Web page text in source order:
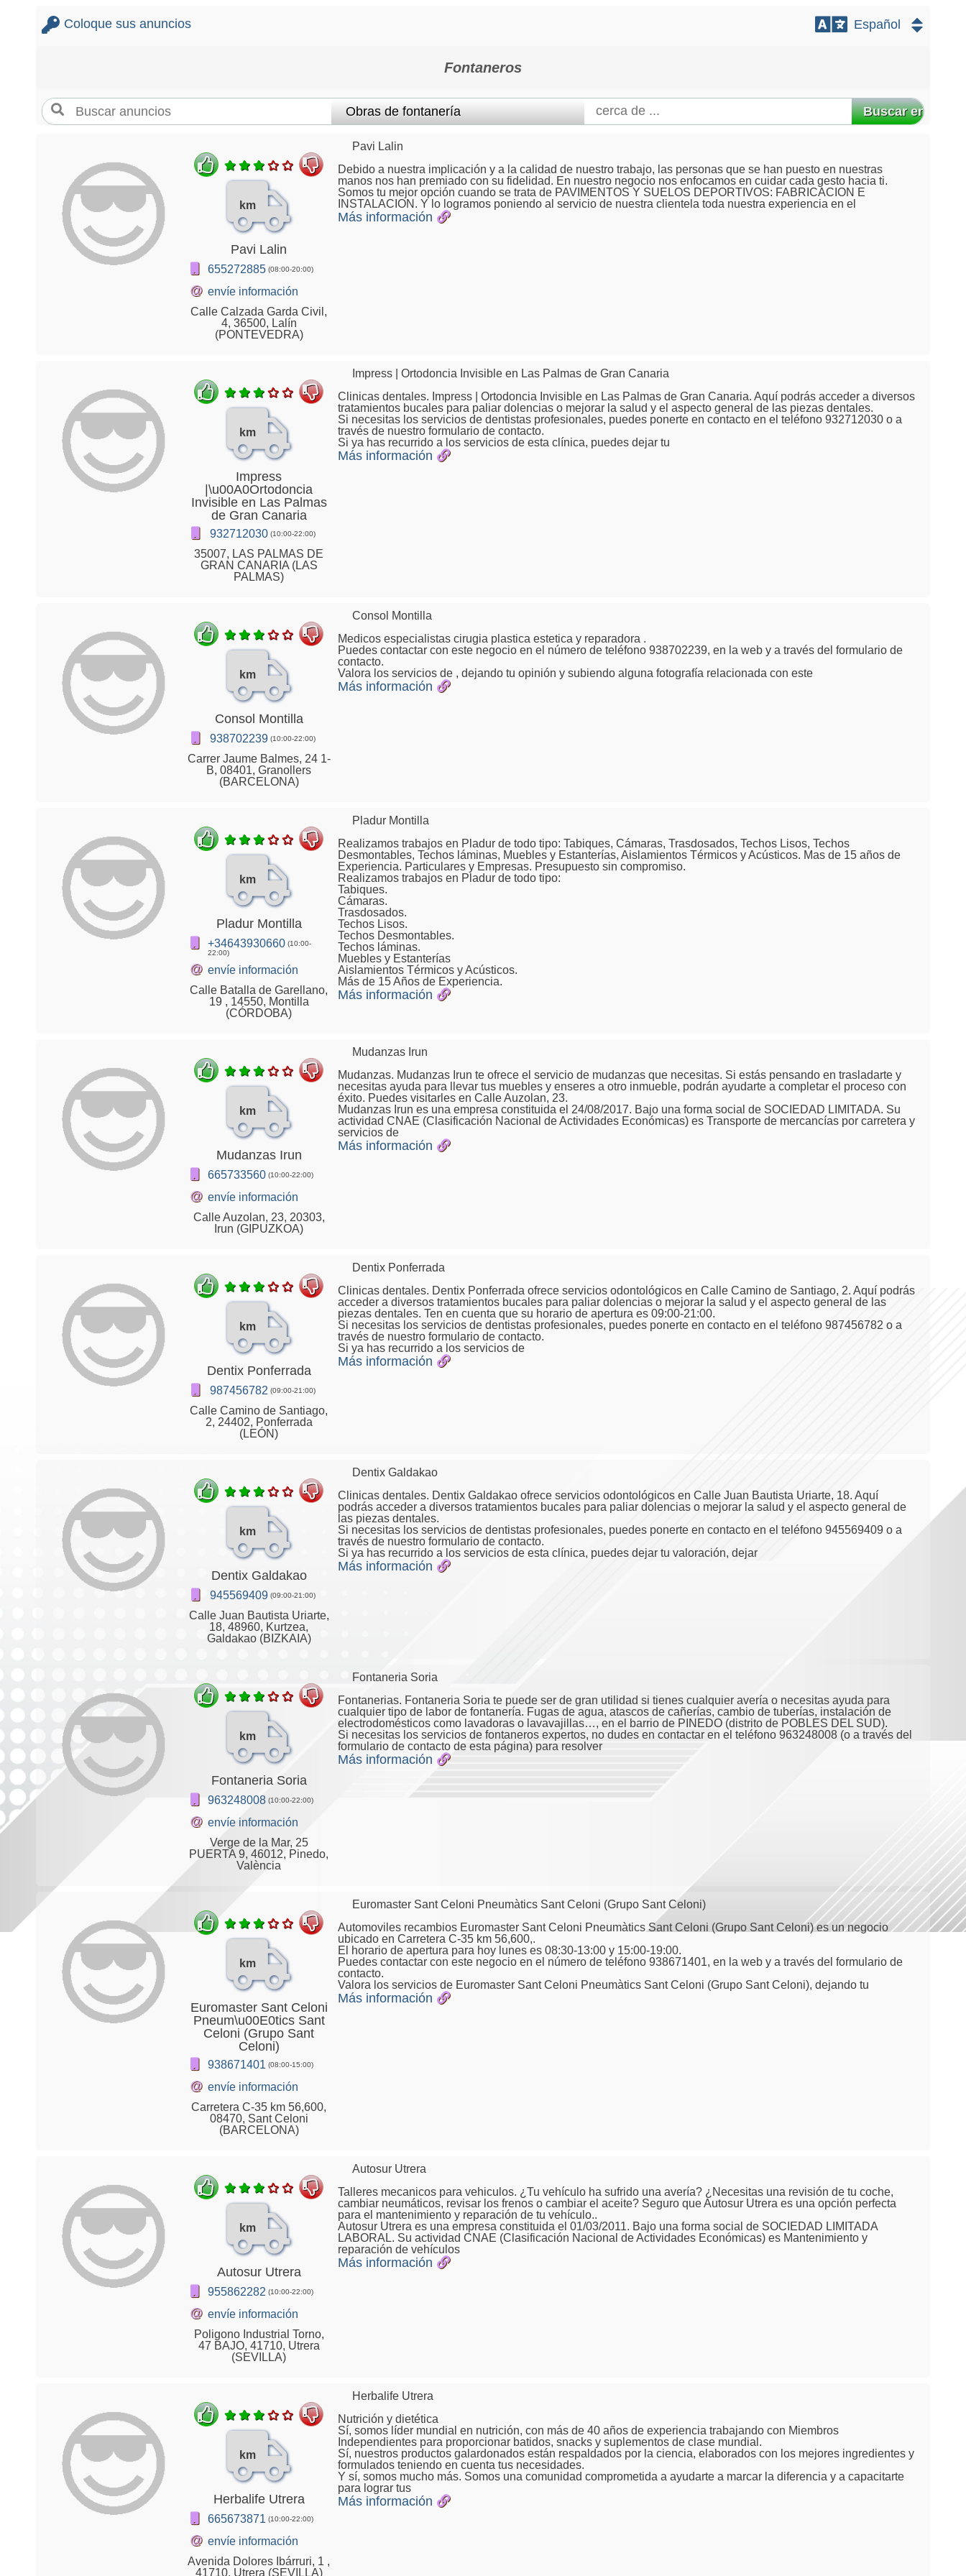
Coloque sus anuncios
Fontaneros
Buscar en
km
Pavi Lalin
655272885 (08:00-20:00)
@ envíe información
Calle Calzada Garda Civil,
4, 36500, Lalín
(PONTEVEDRA)
Pavi Lalin
Debido a nuestra implicación y a la calidad de nuestro trabajo, las personas que se han puesto en nuestras
manos nos han premiado con su fidelidad. En nuestro negocio nos enfocamos en cuidar cada gesto hacia ti.
Somos tu mejor opción cuando se trata de PAVIMENTOS Y SUELOS DEPORTIVOS: FABRICACION E
INSTALACION. Y lo logramos poniendo al servicio de nuestra clientela toda nuestra experiencia en el
Más información
km
Impress
|\u00A0Ortodoncia
Invisible en Las Palmas
de Gran Canaria
932712030 (10:00-22:00)
35007, LAS PALMAS DE
GRAN CANARIA (LAS
PALMAS)
Impress | Ortodoncia Invisible en Las Palmas de Gran Canaria
Clinicas dentales. Impress | Ortodoncia Invisible en Las Palmas de Gran Canaria. Aquí podrás acceder a diversos
tratamientos bucales para paliar dolencias o mejorar la salud y el aspecto general de las piezas dentales.
Si necesitas los servicios de dentistas profesionales, puedes ponerte en contacto en el teléfono 932712030 o a
través de nuestro formulario de contacto.
Si ya has recurrido a los servicios de esta clínica, puedes dejar tu
Más información
km
Consol Montilla
938702239 (10:00-22:00)
Carrer Jaume Balmes, 24 1-
B, 08401, Granollers
(BARCELONA)
Consol Montilla
Medicos especialistas cirugia plastica estetica y reparadora .
Puedes contactar con este negocio en el número de teléfono 938702239, en la web y a través del formulario de
contacto.
Valora los servicios de , dejando tu opinión y subiendo alguna fotografía relacionada con este
Más información
km
Pladur Montilla
+34643930660 (10:00-
22:00)
@ envíe información
Calle Batalla de Garellano,
19 , 14550, Montilla
(CÓRDOBA)
Pladur Montilla
Realizamos trabajos en Pladur de todo tipo: Tabiques, Cámaras, Trasdosados, Techos Lisos, Techos
Desmontables, Techos láminas, Muebles y Estanterías, Aislamientos Térmicos y Acústicos. Mas de 15 años de
Experiencia. Particulares y Empresas. Presupuesto sin compromiso.
Realizamos trabajos en Pladur de todo tipo:
Tabiques.
Cámaras.
Trasdosados.
Techos Lisos.
Techos Desmontables.
Techos láminas.
Muebles y Estanterías
Aislamientos Térmicos y Acústicos.
Más de 15 Años de Experiencia.
Más información
km
Mudanzas Irun
665733560 (10:00-22:00)
@ envíe información
Calle Auzolan, 23, 20303,
Irun (GIPUZKOA)
Mudanzas Irun
Mudanzas. Mudanzas Irun te ofrece el servicio de mudanzas que necesitas. Si estás pensando en trasladarte y
necesitas ayuda para llevar tus muebles y enseres a otro inmueble, podrán ayudarte a completar el proceso con
éxito. Puedes visitarles en Calle Auzolan, 23.
Mudanzas Irun es una empresa constituida el 24/08/2017. Bajo una forma social de SOCIEDAD LIMITADA. Su
actividad CNAE (Clasificación Nacional de Actividades Económicas) es Transporte de mercancías por carretera y
servicios de
Más información
km
Dentix Ponferrada
987456782 (09:00-21:00)
Calle Camino de Santiago,
2, 24402, Ponferrada
(LEÓN)
Dentix Ponferrada
Clinicas dentales. Dentix Ponferrada ofrece servicios odontológicos en Calle Camino de Santiago, 2. Aquí podrás
acceder a diversos tratamientos bucales para paliar dolencias o mejorar la salud y el aspecto general de las
piezas dentales. Ten en cuenta que su horario de apertura es 09:00-21:00.
Si necesitas los servicios de dentistas profesionales, puedes ponerte en contacto en el teléfono 987456782 o a
través de nuestro formulario de contacto.
Si ya has recurrido a los servicios de
Más información
km
Dentix Galdakao
945569409 (09:00-21:00)
Calle Juan Bautista Uriarte,
18, 48960, Kurtzea,
Galdakao (BIZKAIA)
Dentix Galdakao
Clinicas dentales. Dentix Galdakao ofrece servicios odontológicos en Calle Juan Bautista Uriarte, 18. Aquí
podrás acceder a diversos tratamientos bucales para paliar dolencias o mejorar la salud y el aspecto general de
las piezas dentales.
Si necesitas los servicios de dentistas profesionales, puedes ponerte en contacto en el teléfono 945569409 o a
través de nuestro formulario de contacto.
Si ya has recurrido a los servicios de esta clínica, puedes dejar tu valoración, dejar
Más información
km
Fontaneria Soria
963248008 (10:00-22:00)
@ envíe información
Verge de la Mar, 25
PUERTA 9, 46012, Pinedo,
València
Fontaneria Soria
Fontanerias. Fontaneria Soria te puede ser de gran utilidad si tienes cualquier avería o necesitas ayuda para
cualquier tipo de labor de fontanería. Fugas de agua, atascos de cañerías, cambio de tuberías, instalación de
electrodomésticos como lavadoras o lavavajillas…, en el barrio de PINEDO (distrito de POBLES DEL SUD).
Si necesitas los servicios de fontaneros expertos, no dudes en contactar en el teléfono 963248008 (o a través del
formulario de contacto de esta página) para resolver
Más información
km
Euromaster Sant Celoni
Pneum\u00E0tics Sant
Celoni (Grupo Sant
Celoni)
938671401 (08:00-15:00)
@ envíe información
Carretera C-35 km 56,600,
08470, Sant Celoni
(BARCELONA)
Euromaster Sant Celoni Pneumàtics Sant Celoni (Grupo Sant Celoni)
Automoviles recambios Euromaster Sant Celoni Pneumàtics Sant Celoni (Grupo Sant Celoni) es un negocio
ubicado en Carretera C-35 km 56,600,.
El horario de apertura para hoy lunes es 08:30-13:00 y 15:00-19:00.
Puedes contactar con este negocio en el número de teléfono 938671401, en la web y a través del formulario de
contacto.
Valora los servicios de Euromaster Sant Celoni Pneumàtics Sant Celoni (Grupo Sant Celoni), dejando tu
Más información
km
Autosur Utrera
955862282 (10:00-22:00)
@ envíe información
Poligono Industrial Torno,
47 BAJO, 41710, Utrera
(SEVILLA)
Autosur Utrera
Talleres mecanicos para vehiculos. ¿Tu vehículo ha sufrido una avería? ¿Necesitas una revisión de tu coche,
cambiar neumáticos, revisar los frenos o cambiar el aceite? Seguro que Autosur Utrera es una opción perfecta
para el mantenimiento y reparación de tu vehículo..
Autosur Utrera es una empresa constituida el 01/03/2011. Bajo una forma social de SOCIEDAD LIMITADA
LABORAL. Su actividad CNAE (Clasificación Nacional de Actividades Económicas) es Mantenimiento y
reparación de vehículos
Más información
km
Herbalife Utrera
665673871 (10:00-22:00)
@ envíe información
Avenida Dolores Ibárruri, 1 ,
41710, Utrera (SEVILLA)
Herbalife Utrera
Nutrición y dietética
Sí, somos líder mundial en nutrición, con más de 40 años de experiencia trabajando con Miembros
Independientes para proporcionar batidos, snacks y suplementos de clase mundial.
Sí, nuestros productos galardonados están respaldados por la ciencia, elaborados con los mejores ingredientes y
formulados teniendo en cuenta tus necesidades.
Y sí, somos mucho más. Somos una comunidad comprometida a ayudarte a marcar la diferencia y a capacitarte
para lograr tus
Más información